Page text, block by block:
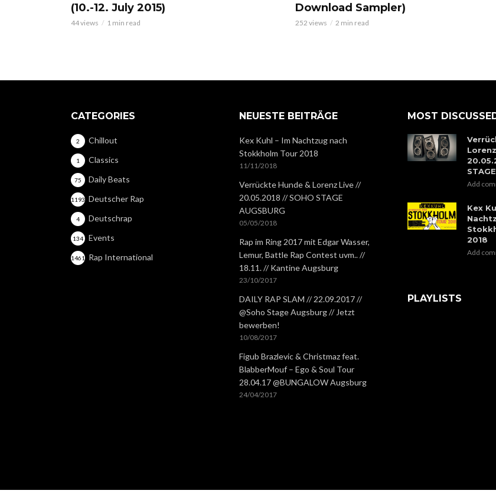
(10.-12. July 2015)
44 views 1 min read
Download Sampler)
252 views 2 min read
CATEGORIES
Chillout
2
Classics
1
Daily Beats
75
Deutscher Rap
1193
Deutschrap
4
Events
134
Rap International
1461
NEUESTE BEITRÄGE
Kex Kuhl – Im Nachtzug nach
Stokkholm Tour 2018
11/11/2018
Verrückte Hunde & Lorenz Live //
20.05.2018 // SOHO STAGE
AUGSBURG
05/05/2018
Rap im Ring 2017 mit Edgar Wasser,
Lemur, Battle Rap Contest uvm.. //
18.11. // Kantine Augsburg
23/10/2017
DAILY RAP SLAM // 22.09.2017 //
@Soho Stage Augsburg // Jetzt
bewerben!
10/08/2017
Figub Brazlevic & Christmaz feat.
BlabberMouf – Ego & Soul Tour
28.04.17 @BUNGALOW Augsburg
24/04/2017
MOST
Add
Kex
2018
Add
PLAYLISTS